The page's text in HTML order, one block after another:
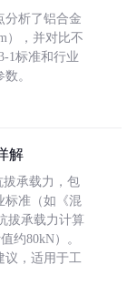
分析了铝合金
），并对比不
1标准和行业
。
解
拔承载力，包
标准（如《混
拔承载力计算
约80kN）。
议，适用于工